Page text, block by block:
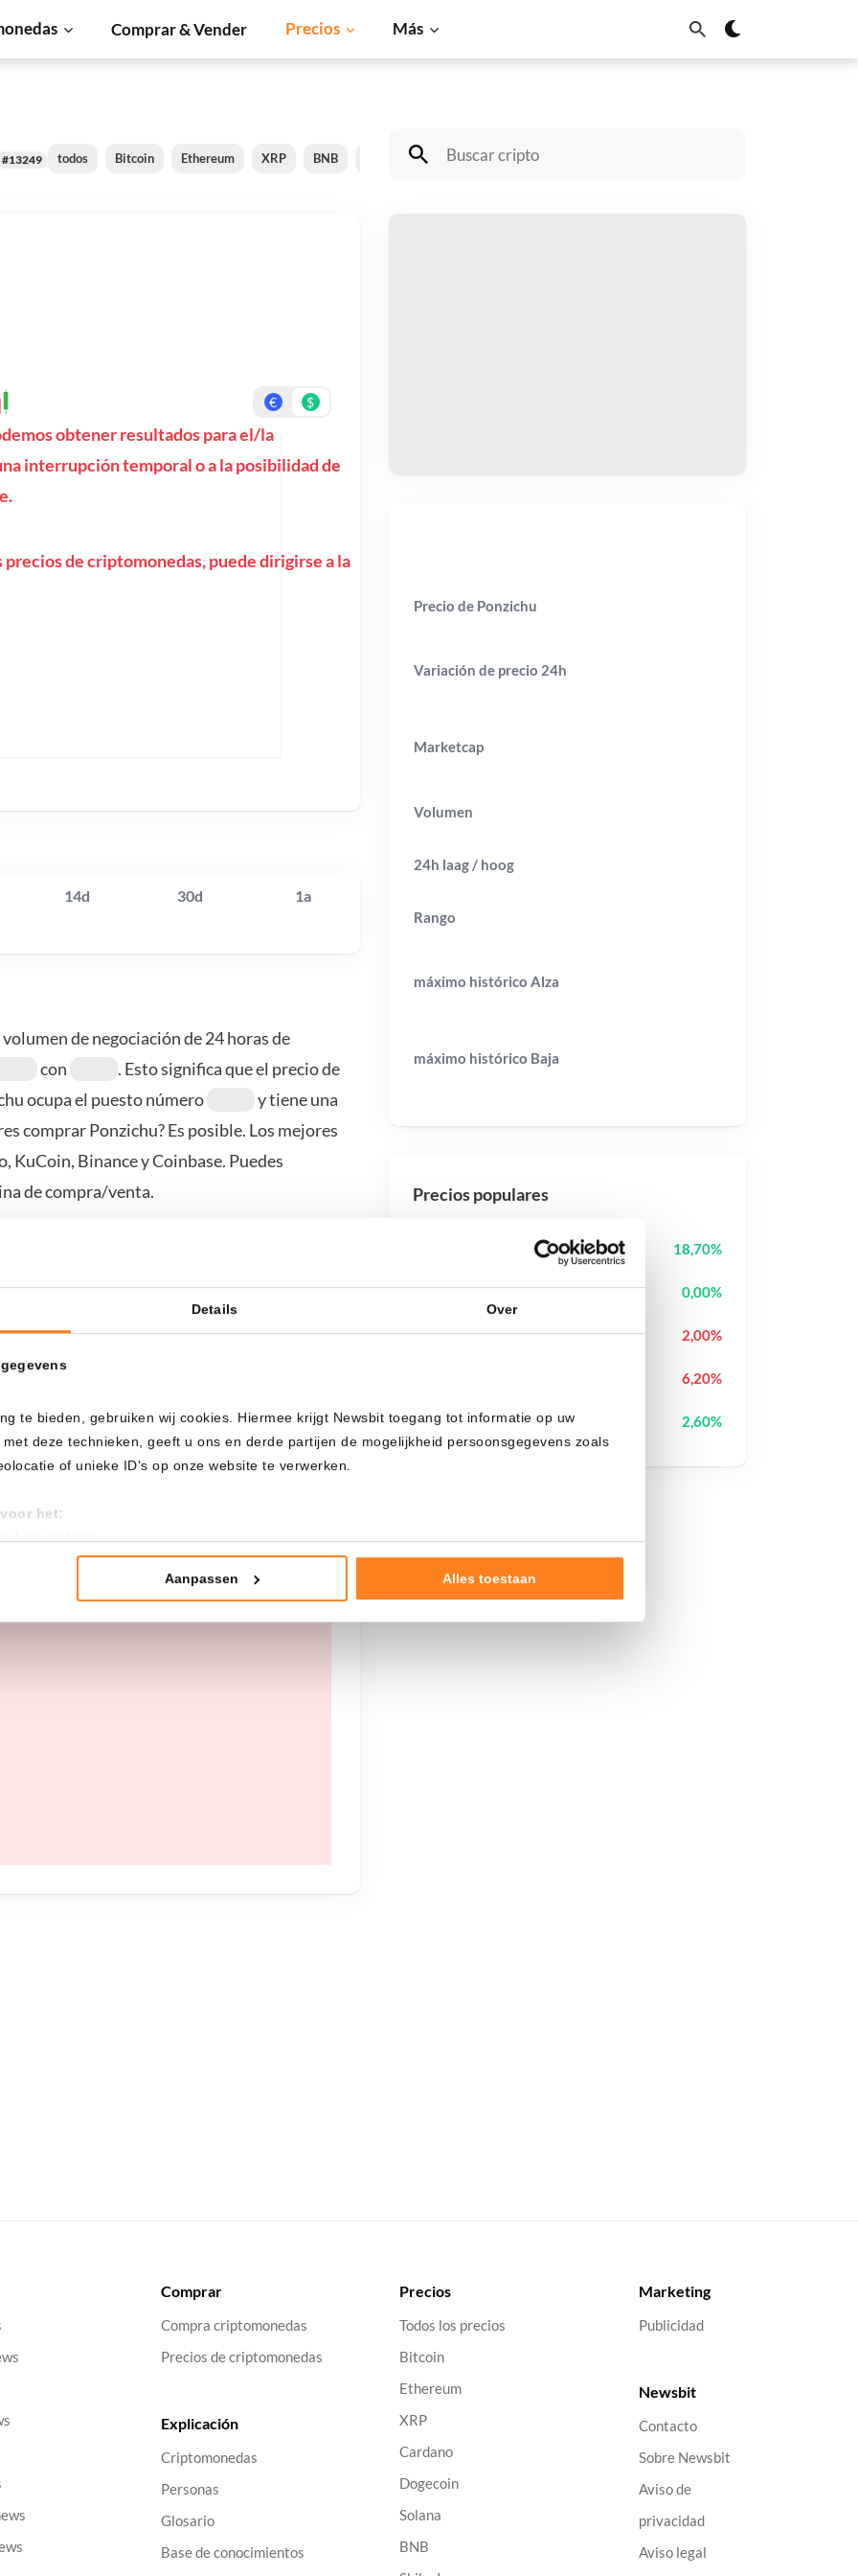
Details Over
te bieden, gebruiken wij cookies. Hiermee krijgt Newsbit toegang tot informatie op uw
deze technieken, geeft u ons en derde partijen de mogelijkheid persoonsgegevens zoals
of unieke ID's op onze website te verwerken.
het:
te geven om deze technieken te gebruiken voor bovenstaande doelen of maak
Aanpassen Alles toestaan
Comprar & Vender Precios Más
#13249 todos Bitcoin Ethereum XRP BNB Dogecoin Cardano
€ $
obtener resultados para el/la
interrupción temporal o a la posibilidad de
de criptomonedas, puede dirigirse a la
14d 30d 1a
volumen de negociación de 24 horas de
con
. Esto significa que el precio de
ocupa el puesto número
y tiene una
comprar Ponzichu? Es posible. Los mejores
KuCoin, Binance y Coinbase. Puedes
de compra/venta.
pasa si…?
Inversión total
---
opgehaald, probeer het later
Precio de Ponzichu
Variación de precio 24h
Marketcap
Volumen
24h laag / hoog
Rango
máximo histórico Alza
máximo histórico Baja
Precios populares
CASHCAT 18,70%
Bitcoin BTC 0,00%
Sui SUI 2,00%
6,20%
Pi Network PI 2,60%
Comprar
Compra criptomonedas
Precios de criptomonedas
Explicación
Criptomonedas
Personas
Glosario
Base de conocimientos
Precios
Todos los precios
Bitcoin
Ethereum
XRP
Cardano
Dogecoin
Solana
BNB
Marketing
Publicidad
Newsbit
Contacto
Sobre Newsbit
Aviso de
privacidad
Aviso legal